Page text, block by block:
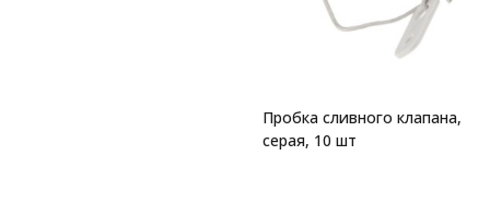
Пробка сливного клапана,
серая, 10 шт